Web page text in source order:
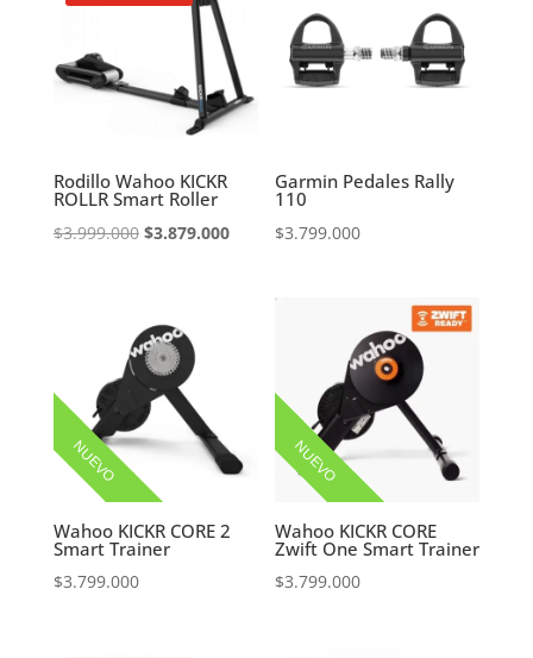
Rodillo Wahoo KICKR
ROLLR Smart Roller
$3.999.000 El
era:
$3.999.000.
$3.879.000El
actual
Garmin Pedales Rally
110
$3.799.000
NUEVO
Wahoo KICKR CORE 2
Smart Trainer
$3.799.000
NUEVO
Wahoo KICKR CORE
Zwift One Smart Trainer
$3.799.000